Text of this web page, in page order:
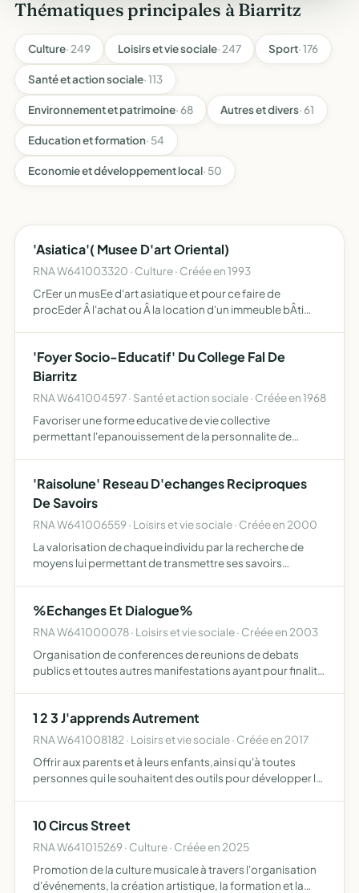
Thématiques principales à Biarritz
Culture· 249 Loisirs et vie sociale· 247 Sport· 176
Santé et action sociale· 113
Environnement et patrimoine· 68 Autres et divers· 61
Education et formation· 54
Economie et développement local· 50
'Asiatica'( Musee D'art Oriental)
RNA W641003320 · Culture · Créée en 1993
CrEer un musEe d'art asiatique et pour ce faire de
procEder Â l'achat ou Â la location d'un immeuble bÂti
vue q…
'Foyer Socio-Educatif' Du College Fal De
Biarritz
RNA W641004597 · Santé et action sociale · Créée en 1968
Favoriser une forme educative de vie collective
permettant l'epanouissement de la personnalite de
activites educative…
'Raisolune' Reseau D'echanges Reciproques
De Savoirs
RNA W641006559 · Loisirs et vie sociale · Créée en 2000
La valorisation de chaque individu par la recherche de
moyens lui permettant de transmettre ses savoirs
savoirs is…
%Echanges Et Dialogue%
RNA W641000078 · Loisirs et vie sociale · Créée en 2003
Organisation de conferences de reunions de debats
publics et toutes autres manifestations ayant pour finalite
1 2 3 J'apprends Autrement
RNA W641008182 · Loisirs et vie sociale · Créée en 2017
Offrir aux parents et à leurs enfants,ainsi qu'à toutes
personnes qui le souhaitent des outils pour développer la
10 Circus Street
RNA W641015269 · Culture · Créée en 2025
Promotion de la culture musicale à travers l'organisation
d'événements, la création artistique, la formation et la